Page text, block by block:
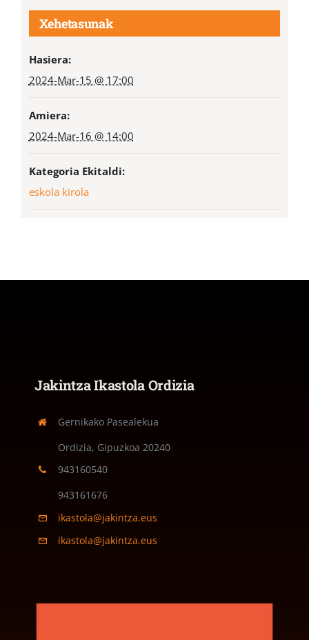
Xehetasunak
Hasiera:
2024-Mar-15 @ 17:00
Amiera:
2024-Mar-16 @ 14:00
Kategoria Ekitaldi:
eskola kirola
Jakintza Ikastola Ordizia
Gernikako Pasealekua
Ordizia, Gipuzkoa 20240
943160540
943161676
ikastola@jakintza.eus
ikastola@jakintza.eus